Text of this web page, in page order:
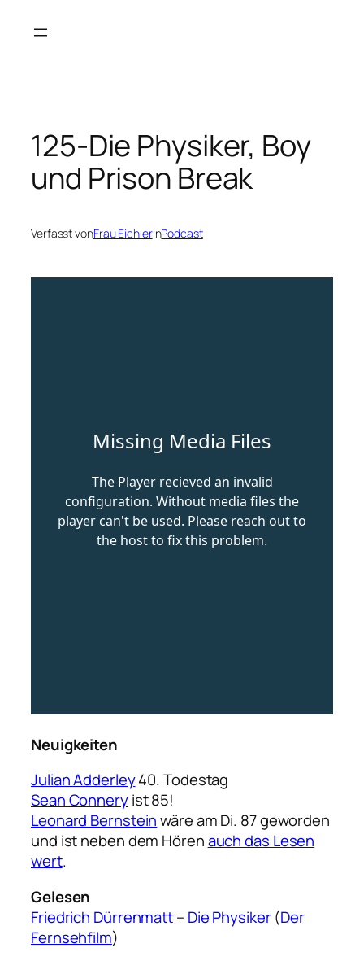
Inhalt
125-Die Physiker, Boy
und Prison Break
Verfasst vonFrau EichlerinPodcast
Neuigkeiten
Julian Adderley40. Todestag
Sean Conneryist 85!
Leonard Bernsteinwäre am Di. 87 geworden
und ist neben dem Hörenauch das Lesen
wert.
Gelesen
Friedrich Dürrenmatt– Die Physiker(Der
Fernsehfilm)